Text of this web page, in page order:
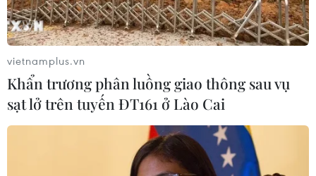
vietnamplus.vn
Khẩn trương phân luồng giao thông sau vụ
sạt lở trên tuyến ĐT161 ở Lào Cai